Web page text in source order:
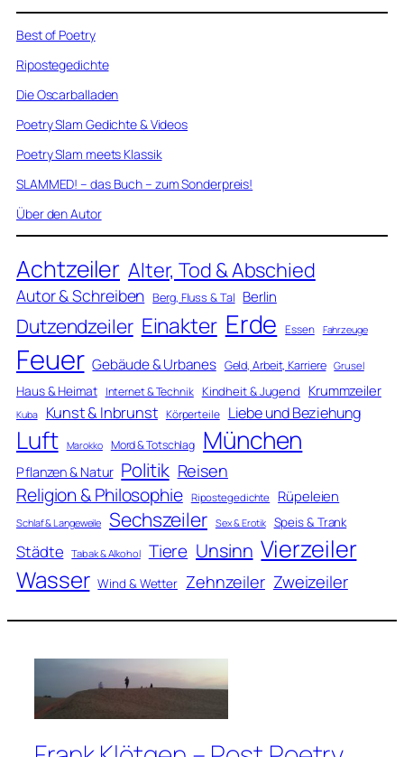
Best of Poetry
Ripostegedichte
Die Oscarballaden
Poetry Slam Gedichte & Videos
Poetry Slam meets Klassik
SLAMMED! – das Buch – zum Sonderpreis!
Über den Autor
Achtzeiler Alter, Tod & Abschied
Autor & Schreiben Berg, Fluss & Tal Berlin
Dutzendzeiler Einakter Erde Essen Fahrzeuge
Feuer Gebäude & Urbanes Geld, Arbeit, Karriere Grusel
Haus & Heimat Internet & Technik Kindheit & Jugend Krummzeiler
Kuba Kunst & Inbrunst Körperteile Liebe und Beziehung
Luft Marokko Mord & Totschlag München
Pflanzen & Natur Politik Reisen
Religion & Philosophie Ripostegedichte Rüpeleien
Schlaf & Langeweile Sechszeiler Sex & Erotik Speis & Trank
Städte Tabak & Alkohol Tiere Unsinn Vierzeiler
Wasser Wind & Wetter Zehnzeiler Zweizeiler